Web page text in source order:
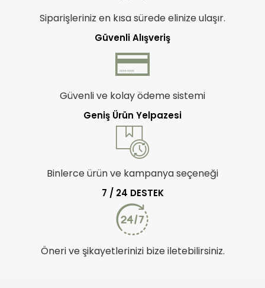
Siparişleriniz en kısa sürede elinize ulaşır.
Güvenli Alışveriş
Güvenli ve kolay ödeme sistemi
Geniş Ürün Yelpazesi
Binlerce ürün ve kampanya seçeneği
7 / 24 DESTEK
Öneri ve şikayetlerinizi bize iletebilirsiniz.